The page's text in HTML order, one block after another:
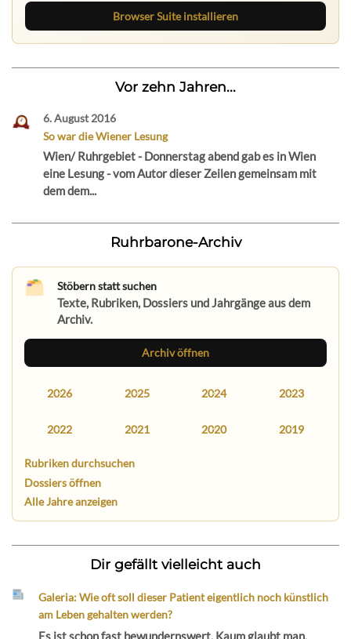
Browser Suite installieren
Vor zehn Jahren...
6. August 2016
So war die Wiener Lesung
Wien/ Ruhrgebiet - Donnerstag abend gab es in Wien
eine Lesung - vom Autor dieser Zeilen gemeinsam mit
dem dem...
Ruhrbarone-Archiv
Stöbern statt suchen
Texte, Rubriken, Dossiers und Jahrgänge aus dem
Archiv.
Archiv öffnen
2026 2025 2024 2023
2022 2021 2020 2019
Rubriken durchsuchen
Dossiers öffnen
Alle Jahre anzeigen
Dir gefällt vielleicht auch
Galeria: Wie oft soll dieser Patient eigentlich noch künstlich
am Leben gehalten werden?